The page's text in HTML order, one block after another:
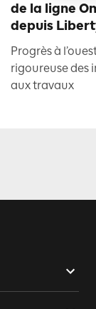
de la ligne
depuis
Progrès à
rigoureuse des
aux travaux